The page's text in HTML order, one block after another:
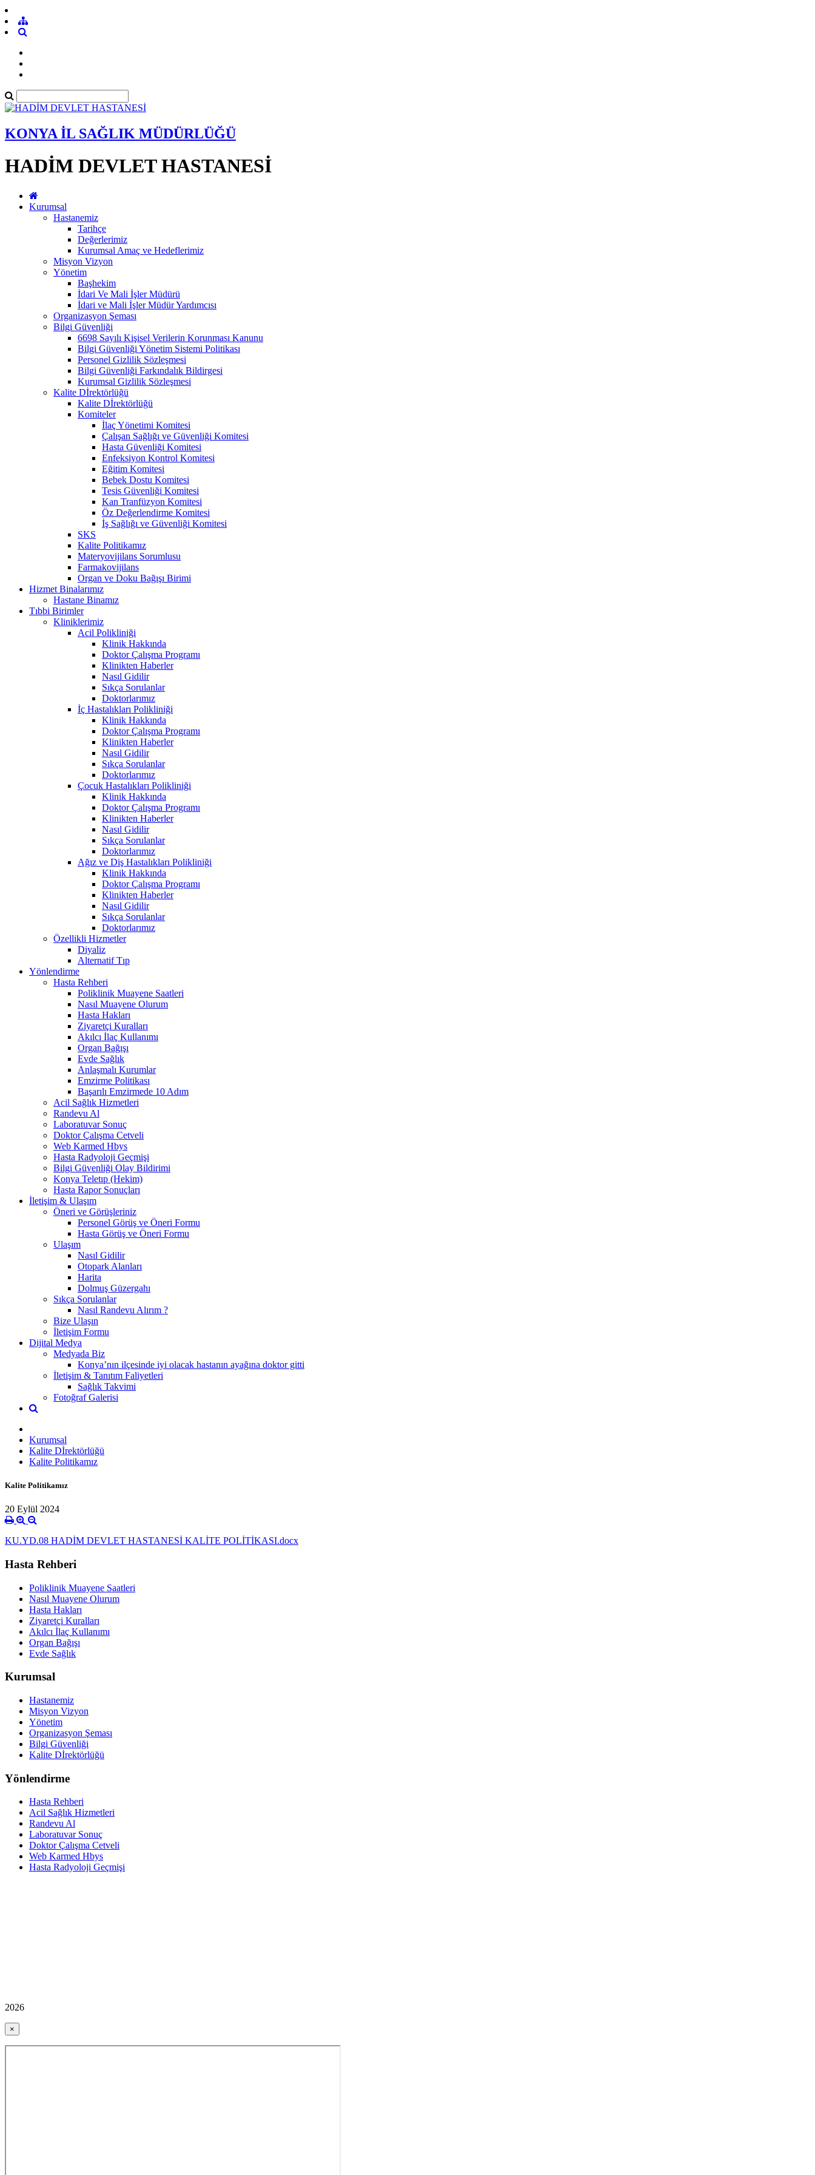
KONYA İL SAĞLIK MÜDÜRLÜĞÜ
HADİM DEVLET HASTANESİ
Kurumsal
Hastanemiz
Tarihçe
Değerlerimiz
Kurumsal Amaç ve Hedeflerimiz
Misyon Vizyon
Yönetim
Başhekim
İdari Ve Mali İşler Müdürü
İdari ve Mali İşler Müdür Yardımcısı
Organizasyon Şeması
Bilgi Güvenliği
6698 Sayılı Kişisel Verilerin Korunması Kanunu
Bilgi Güvenliği Yönetim Sistemi Politikası
Personel Gizlilik Sözleşmesi
Bilgi Güvenliği Farkındalık Bildirgesi
Kurumsal Gizlilik Sözleşmesi
Kalite Dİrektörlüğü
Kalite Dİrektörlüğü
Komiteler
İlaç Yönetimi Komitesi
Çalışan Sağlığı ve Güvenliği Komitesi
Hasta Güvenliği Komitesi
Enfeksiyon Kontrol Komitesi
Eğitim Komitesi
Bebek Dostu Komitesi
Tesis Güvenliği Komitesi
Kan Tranfüzyon Komitesi
Öz Değerlendirme Komitesi
İş Sağlığı ve Güvenliği Komitesi
SKS
Kalite Politikamız
Materyovijilans Sorumlusu
Farmakovijilans
Organ ve Doku Bağışı Birimi
Hizmet Binalarımız
Hastane Binamız
Tıbbi Birimler
Kliniklerimiz
Acil Polikliniği
Klinik Hakkında
Doktor Çalışma Programı
Klinikten Haberler
Nasıl Gidilir
Sıkça Sorulanlar
Doktorlarımız
İç Hastalıkları Polikliniği
Klinik Hakkında
Doktor Çalışma Programı
Klinikten Haberler
Nasıl Gidilir
Sıkça Sorulanlar
Doktorlarımız
Çocuk Hastalıkları Polikliniği
Klinik Hakkında
Doktor Çalışma Programı
Klinikten Haberler
Nasıl Gidilir
Sıkça Sorulanlar
Doktorlarımız
Ağız ve Diş Hastalıkları Polikliniği
Klinik Hakkında
Doktor Çalışma Programı
Klinikten Haberler
Nasıl Gidilir
Sıkça Sorulanlar
Doktorlarımız
Özellikli Hizmetler
Diyaliz
Alternatif Tıp
Yönlendirme
Hasta Rehberi
Poliklinik Muayene Saatleri
Nasıl Muayene Olurum
Hasta Hakları
Ziyaretçi Kuralları
Akılcı İlaç Kullanımı
Organ Bağışı
Evde Sağlık
Anlaşmalı Kurumlar
Emzirme Politikası
Başarılı Emzirmede 10 Adım
Acil Sağlık Hizmetleri
Randevu Al
Laboratuvar Sonuç
Doktor Çalışma Cetveli
Web Karmed Hbys
Hasta Radyoloji Geçmişi
Bilgi Güvenliği Olay Bildirimi
Konya Teletıp (Hekim)
Hasta Rapor Sonuçları
İletişim & Ulaşım
Öneri ve Görüşleriniz
Personel Görüş ve Öneri Formu
Hasta Görüş ve Öneri Formu
Ulaşım
Nasıl Gidilir
Otopark Alanları
Harita
Dolmuş Güzergahı
Sıkça Sorulanlar
Nasıl Randevu Alırım ?
Bize Ulaşın
İletişim Formu
Dijital Medya
Medyada Biz
Konya’nın ilçesinde iyi olacak hastanın ayağına doktor gitti
İletişim & Tanıtım Faliyetleri
Sağlık Takvimi
Fotoğraf Galerisi
Kurumsal
Kalite Dİrektörlüğü
Kalite Politikamız
Kalite Politikamız
20 Eylül 2024
KU.YD.08 HADİM DEVLET HASTANESİ KALİTE POLİTİKASI.docx
Hasta Rehberi
Poliklinik Muayene Saatleri
Nasıl Muayene Olurum
Hasta Hakları
Ziyaretçi Kuralları
Akılcı İlaç Kullanımı
Organ Bağışı
Evde Sağlık
Kurumsal
Hastanemiz
Misyon Vizyon
Yönetim
Organizasyon Şeması
Bilgi Güvenliği
Kalite Dİrektörlüğü
Yönlendirme
Hasta Rehberi
Acil Sağlık Hizmetleri
Randevu Al
Laboratuvar Sonuç
Doktor Çalışma Cetveli
Web Karmed Hbys
Hasta Radyoloji Geçmişi
2026
×